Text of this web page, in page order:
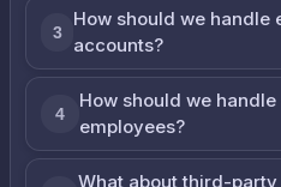
3
How should we handle
accounts?
4
How should we
employees?
What about third-